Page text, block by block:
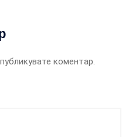
коментар.